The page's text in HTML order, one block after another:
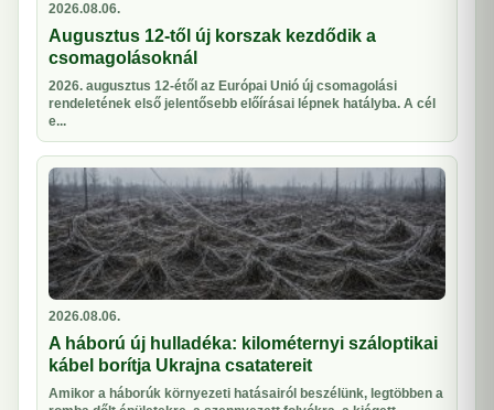
2026.08.06.
Augusztus 12-től új korszak kezdődik a
csomagolásoknál
2026. augusztus 12-étől az Európai Unió új csomagolási
rendeletének első jelentősebb előírásai lépnek hatályba. A cél
e...
2026.08.06.
A háború új hulladéka: kilométernyi száloptikai
kábel borítja Ukrajna csatatereit
Amikor a háborúk környezeti hatásairól beszélünk, legtöbben a